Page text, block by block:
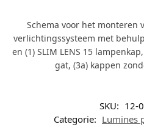
Schema voor het monteren
verlichtingssysteem met
en (1) SLIM LENS 15
gat, (3a) kappen
SKU: 12-
Categorie: Lumines